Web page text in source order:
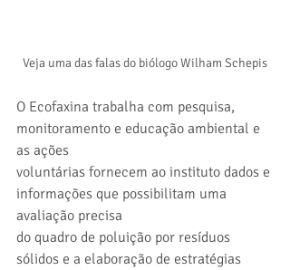
Veja uma das falas do biólogo Wilham Schepis
O Ecofaxina trabalha com pesquisa,
monitoramento e educação ambiental e
as ações
voluntárias fornecem ao instituto dados e
informações que possibilitam uma
avaliação precisa
do quadro de poluição por resíduos
sólidos e a elaboração de estratégias